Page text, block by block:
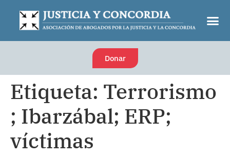
Donar
Etiqueta: Terrorismo
; Ibarzábal; ERP;
víctimas